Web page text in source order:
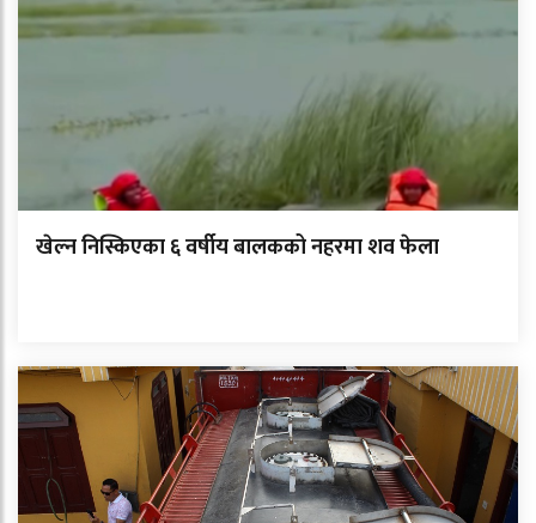
खेल्न निस्किएका ६ वर्षीय बालकको नहरमा शव फेला